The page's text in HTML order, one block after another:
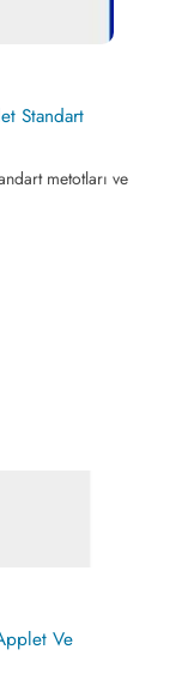
Standart
metotları ve
Ve